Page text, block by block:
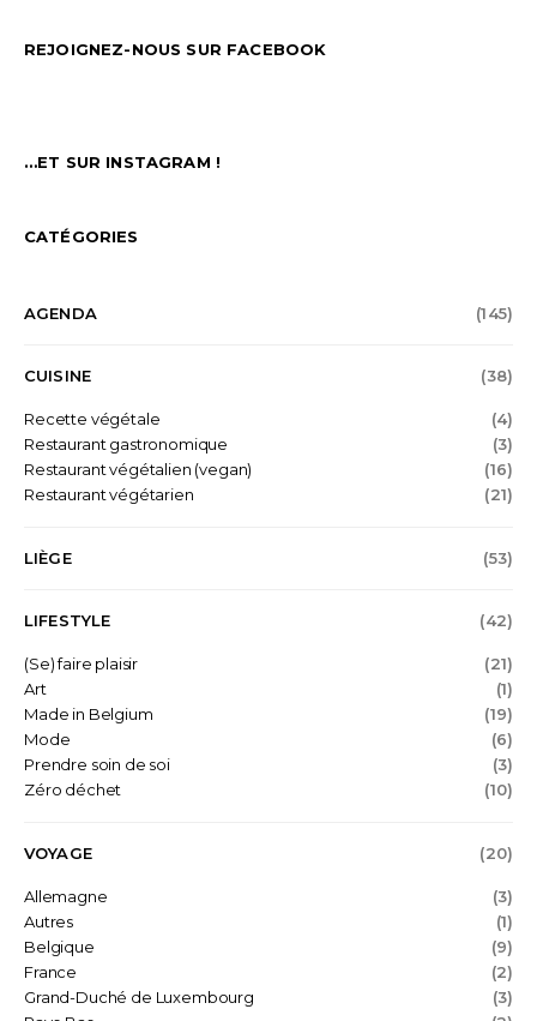
REJOIGNEZ-NOUS SUR FACEBOOK
…ET SUR INSTAGRAM !
CATÉGORIES
AGENDA (145)
CUISINE (38)
Recette végétale
(4)
Restaurant gastronomique
(3)
Restaurant végétalien (vegan)
(16)
Restaurant végétarien
(21)
LIÈGE (53)
LIFESTYLE (42)
(Se) faire plaisir
(21)
Art
(1)
Made in Belgium
(19)
Mode
(6)
Prendre soin de soi
(3)
Zéro déchet
(10)
VOYAGE (20)
Allemagne
(3)
Autres
(1)
Belgique
(9)
France
(2)
Grand-Duché de Luxembourg
(3)